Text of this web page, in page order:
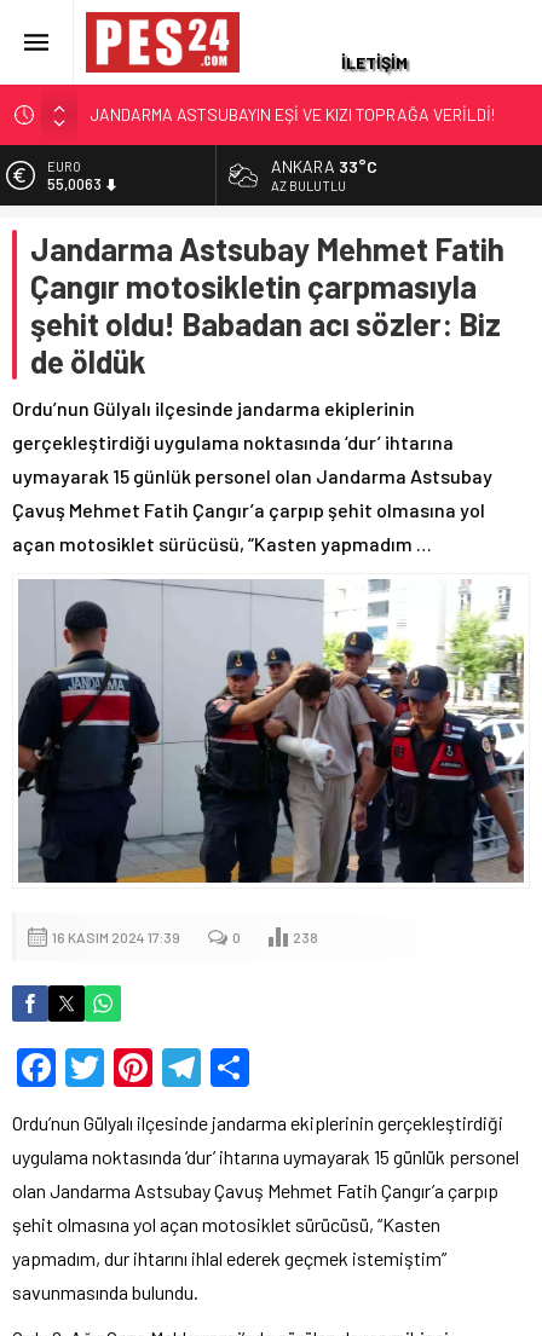
İLETİŞİM
JANDARMA ASTSUBAYIN EŞİ VE KIZI TOPRAĞA VERİLDİ!
87 YAŞINDAKİ EMEKLİ ASTSUBAY HAYATINI KAYBETTİ
YAKALANAN FİRARİ ESKİ YÜZBAŞININ İFADESİ ORTAYA
ÇIKTI
HAYAT HİKAYELERİ YAŞ KARARLARIYLA GÜNDEME GELDİ.
TÜRKİYE ÜÇ KOMUTANI KONUŞUYOR
ASKERİ LOJMANDA CİNAYET: ÜST KAT KOMŞUSU
ASTSUBAYIN EŞİNİ ÖLDÜREN UZMAN ÇAVUŞA
AĞIRLAŞTIRIMIŞ MÜEBBET VE 11 YIL HAPİS CEZASI
ALTIN
6.543,59
13.798,82
DOLAR
47,7010
EURO
55,0063
ANKARA 33°C
AZ BULUTLU
Jandarma Astsubay Mehmet Fatih
Çangır motosikletin çarpmasıyla
şehit oldu! Babadan acı sözler: Biz
de öldük
Ordu’nun Gülyalı ilçesinde jandarma ekiplerinin
gerçekleştirdiği uygulama noktasında ‘dur’ ihtarına
uymayarak 15 günlük personel olan Jandarma Astsubay
Çavuş Mehmet Fatih Çangır’a çarpıp şehit olmasına yol
açan motosiklet sürücüsü, “Kasten yapmadım …
16 KASIM 2024 17:39 0 238
Facebook
Twitter
Pinterest
Telegram
Ordu’nun Gülyalı ilçesinde jandarma ekiplerinin gerçekleştirdiği
uygulama noktasında ‘dur’ ihtarına uymayarak 15 günlük personel
olan Jandarma Astsubay Çavuş Mehmet Fatih Çangır’a çarpıp
şehit olmasına yol açan motosiklet sürücüsü, “Kasten
yapmadım, dur ihtarını ihlal ederek geçmek istemiştim”
savunmasında bulundu.